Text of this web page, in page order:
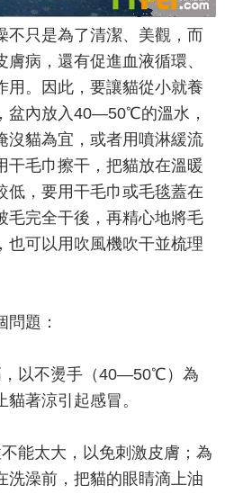
不只是為了清潔、美觀，而
膚病，還有促進血液循環、
用。因此，要讓貓從小就養
盆內放入40—50℃的溫水，
沒貓為宜，或者用噴淋緩流
干毛巾擦干，把貓放在溫暖
低，要用干毛巾或毛毯蓋在
毛完全干後，再精心地將毛
也可以用吹風機吹干並梳理
題：
，以不燙手（40—50℃）為
著涼引起感冒。
能太大，以免刺激皮膚；為
洗澡前，把貓的眼睛滴上油